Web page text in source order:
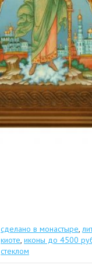
сделано в монастыре,
киоте, иконы до 4500
стеклом